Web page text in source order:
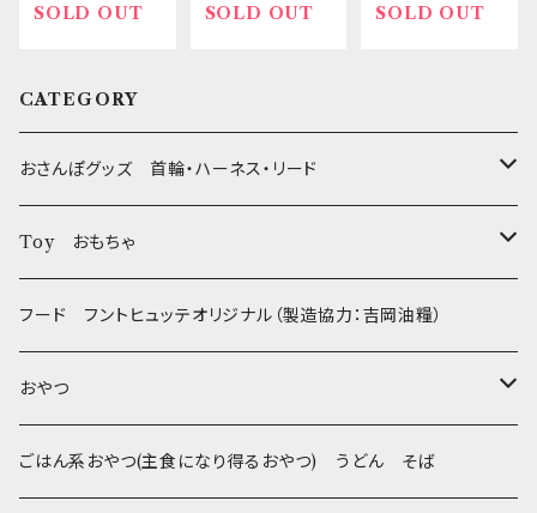
SOLD OUT
SOLD OUT
SOLD OUT
CATEGORY
おさんぽグッズ 首輪・ハーネス・リード
フントヒュッテオリジナル Gold
Sサイズ(テープ幅1.5cm) _ 首輪&リードセット
Sサイズ(テープ幅1.5cm) _ ハーネス&リードセット
フントヒュッテオリジナル Silver(販売終了)
Collar & Leash - XS（超小型犬・幼犬用）
Harness & Leash - XS（超小型犬･幼犬用）
フントヒュッテオリジナル Woven
Harness & Leash - XS
セレクト
Toy おもちゃ
たまごちゃん
BESTEVER / ベストエバー
iDog&iCat
フード フントヒュッテオリジナル（製造協力：吉岡油糧）
おやつ
Bon・rupa(ボンルパ)
ごはん系おやつ(主食になり得るおやつ) うどん そば